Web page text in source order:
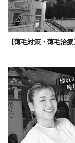
【薄毛対策・薄毛治